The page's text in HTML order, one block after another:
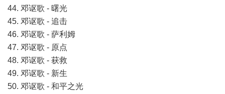
44. 邓讴歌 - 曙光
45. 邓讴歌 - 追击
46. 邓讴歌 - 萨利姆
47. 邓讴歌 - 原点
48. 邓讴歌 - 获救
49. 邓讴歌 - 新生
50. 邓讴歌 - 和平之光